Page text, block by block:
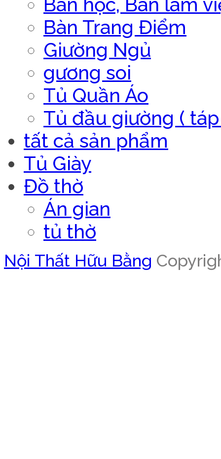
Bàn Trang Điểm
Giường Ngủ
gương soi
Tủ Quần Áo
Tủ đầu giường (
tất cả sản phẩm
Tủ Giày
Đồ thờ
Án gian
tủ thờ
Nội Thất Hữu Bằng